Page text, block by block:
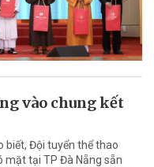
vào chung kết
biết, Đội tuyển thể thao
mặt tại TP Đà Nẵng sẵn